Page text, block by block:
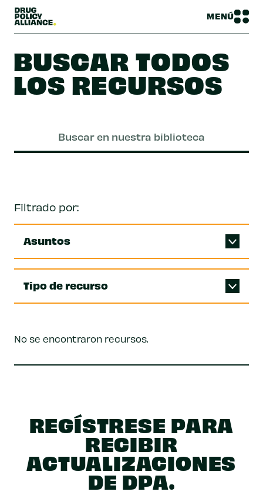
MENÚ
BUSCAR TODOS
LOS RECURSOS
Filtrado por:
Asuntos
Tipo de recurso
No se encontraron recursos.
REGÍSTRESE PARA
RECIBIR
ACTUALIZACIONES
DE DPA.